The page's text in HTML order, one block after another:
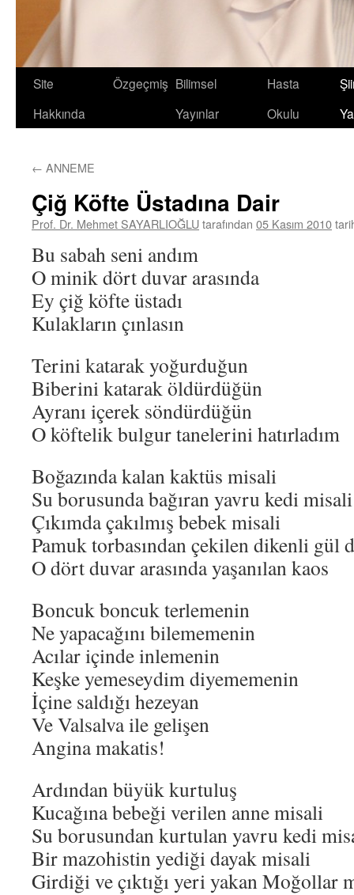
Site
Hakkında
Özgeçmiş Bilimsel
Yayınlar
Hasta
Okulu
← ANNEME
Çiğ Köfte Üstadına Dair
Prof. Dr. Mehmet SAYARLIOĞLUtarafından 05 Kasım 2010
Bu sabah seni andım
O minik dört duvar arasında
Ey çiğ köfte üstadı
Kulakların çınlasın
Terini katarak yoğurduğun
Biberini katarak öldürdüğün
Ayranı içerek söndürdüğün
O köftelik bulgur tanelerini hatırladım
Boğazında kalan kaktüs misali
Su borusunda bağıran yavru kedi misali
Çıkımda çakılmış bebek misali
Pamuk torbasından çekilen dikenli gül
O dört duvar arasında yaşanılan kaos
Boncuk boncuk terlemenin
Ne yapacağını bilememenin
Acılar içinde inlemenin
Keşke yemeseydim diyememenin
İçine saldığı hezeyan
Ve Valsalva ile gelişen
Angina makatis!
Ardından büyük kurtuluş
Kucağına bebeği verilen anne misali
Su borusundan kurtulan yavru kedi
Bir mazohistin yediği dayak misali
Girdiği ve çıktığı yeri yakan Moğollar